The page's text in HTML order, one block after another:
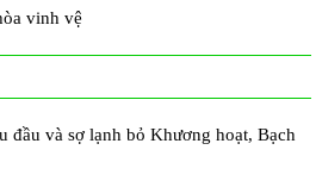
vinh vệ
đầu và sợ lạnh bỏ Khương hoạt, Bạch